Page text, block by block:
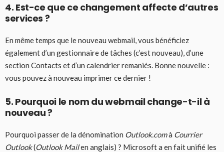
4. Est-ce que ce changement affecte d’autres
services ?
En même temps que le nouveau webmail, vous bénéficiez
également d’un gestionnaire de tâches (c’est nouveau), d’une
section Contacts et d’un calendrier remaniés. Bonne nouvelle :
vous pouvez à nouveau imprimer ce dernier !
5. Pourquoi le nom du webmail change-t-il à
nouveau ?
Pourquoi passer de la dénomination Outlook.comà Courrier
Outlook(Outlook Mailen anglais) ? Microsoft a en fait unifié les